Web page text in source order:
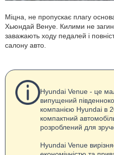
Міцна, не пропускає плагу
Хьюндай Венуе. Килими не
заважають ходу педалей і
салону авто.
Hyundai Venue - це
випущений
компанією Hyundai в
компактний
розроблений для
Hyundai Venue